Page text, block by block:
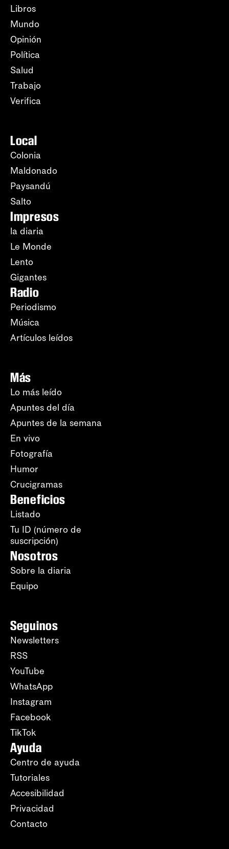
Libros
Mundo
Opinión
Política
Salud
Trabajo
Verifica
Local
Colonia
Maldonado
Paysandú
Salto
Impresos
la diaria
Le Monde
Lento
Gigantes
Radio
Periodismo
Música
Artículos leídos
Más
Lo más leído
Apuntes del día
Apuntes de la semana
En vivo
Fotografía
Humor
Crucigramas
Beneficios
Listado
Tu ID (número de
suscripción)
Nosotros
Sobre la diaria
Equipo
Seguinos
Newsletters
RSS
YouTube
WhatsApp
Instagram
Facebook
TikTok
Ayuda
Centro de ayuda
Tutoriales
Accesibilidad
Privacidad
Contacto